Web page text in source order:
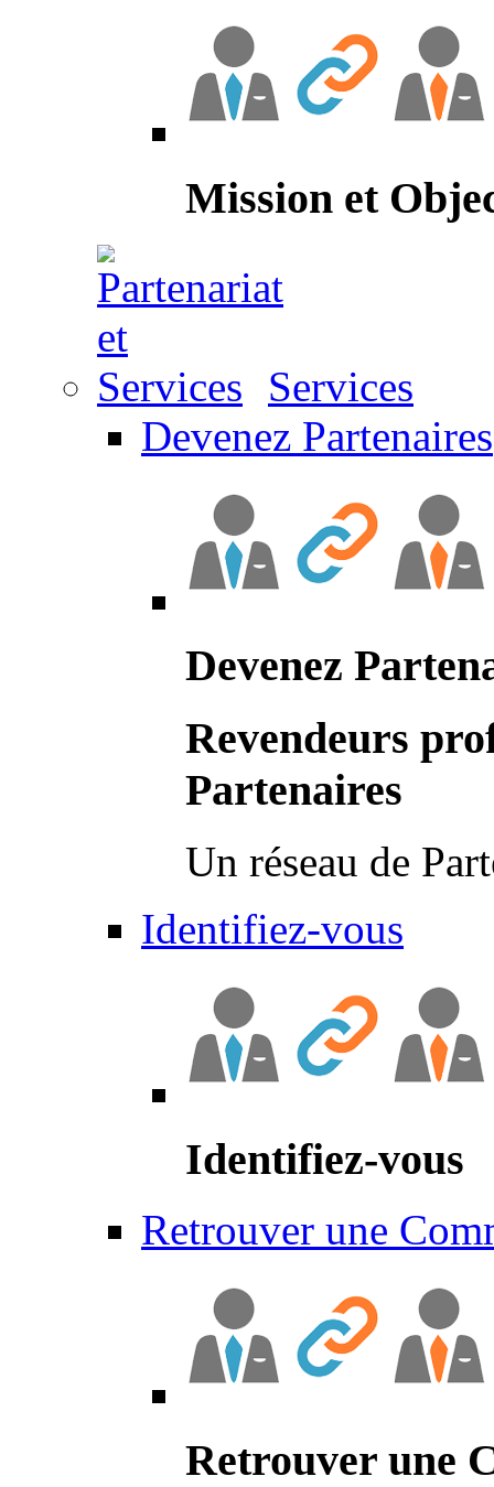
Mission et
Services
Devenez Partenaires
Devenez
Revendeurs
Partenaires
Un réseau de
Identifiez-vous
Identifiez-vous
Retrouver une
Retrouver une